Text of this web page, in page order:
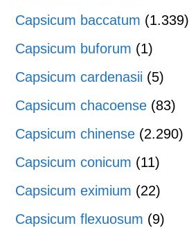
Capsicum baccatum (1.339)
Capsicum buforum (1)
Capsicum cardenasii (5)
Capsicum chacoense (83)
Capsicum chinense (2.290)
Capsicum conicum (11)
Capsicum eximium (22)
Capsicum flexuosum (9)